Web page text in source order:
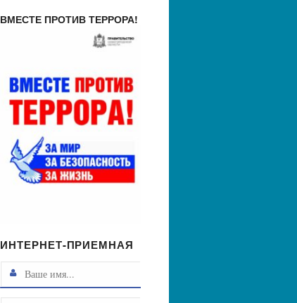
ВМЕСТЕ ПРОТИВ ТЕРРОРА!
ИНТЕРНЕТ-ПРИЕМНАЯ